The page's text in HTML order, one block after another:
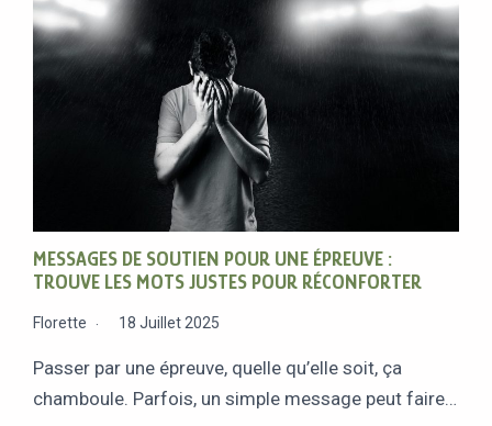
MESSAGES DE SOUTIEN POUR UNE ÉPREUVE :
TROUVE LES MOTS JUSTES POUR RÉCONFORTER
Florette 18 Juillet 2025
Passer par une épreuve, quelle qu’elle soit, ça
chamboule. Parfois, un simple message peut faire…